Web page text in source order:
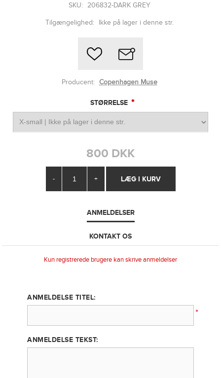
SKU: 206832-DARK GREY
Tilgængelighed: Ikke på lager i denne str.
Producent: Copenhagen Muse
STØRRELSE *
800 DKK
- +
ANMELDELSER
KONTAKT OS
Kun registrerede brugere kan skrive anmeldelser
ANMELDELSE TITEL:
*
ANMELDELSE TEKST: